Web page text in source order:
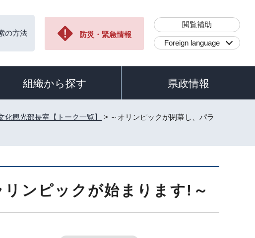
の方法 防災・緊急情報
閲覧補助
Foreign language
組織から探す 県政情報
化観光部長室【トーク一覧】
> ～オリンピックが閉幕し、パラ
ンピックが始まります!～